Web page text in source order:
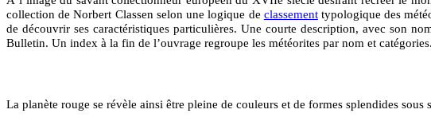
collection de Norbert Classen selon une logique de classementtypologique des
de découvrir ses caractéristiques particulières. Une courte description, avec son
Bulletin. Un index à la fin de l’ouvrage regroupe les météorites par nom et catégories.
La planète rouge se révèle ainsi être pleine de couleurs et de formes splendides